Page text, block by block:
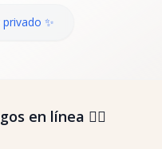
✨
en línea 👇🏼